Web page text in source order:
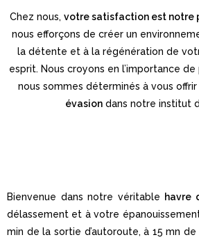
Chez nous, votre satisfaction est notre
nous efforçons de créer un
la détente et à la régénération de
esprit. Nous croyons en l’importance
nous sommes déterminés à vous offrir
évasion dans notre institut
Bienvenue dans notre véritable havre
délassement et à votre
min de la sortie d’autoroute, à 15 mn de